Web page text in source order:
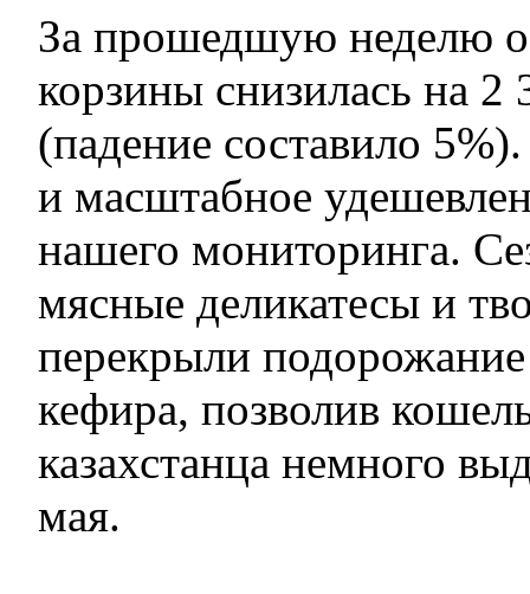
За прошедшую неделю
корзины снизилась на 2
(падение составило
и масштабное
нашего мониторинга.
мясные деликатесы и
перекрыли
кефира, позволив
казахстанца немного
мая.